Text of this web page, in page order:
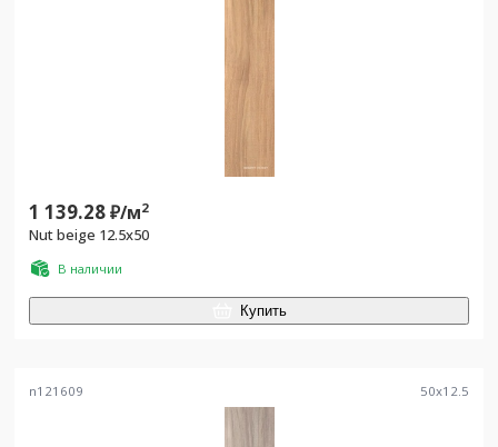
1 139.28₽/м2
Nut beige 12.5x50
В наличии
Купить
n121609 50x12.5